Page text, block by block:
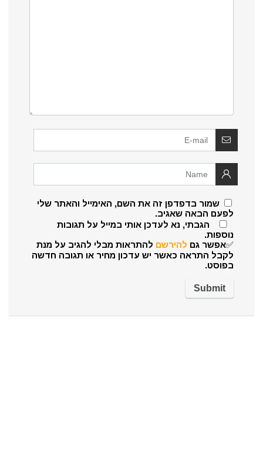
שמור בדפדפן זה את השם, האימייל והאתר שלי
לפעם הבאה שאגיב.
הגבתי, נא לעדכן אותי במייל על תגובות
נוספות.
✅אפשר גם להירשם להתראות מבלי להגיב על מנת
לקבל התראה כאשר יש עדכון מחיר או תגובה חדשה
בפוסט.